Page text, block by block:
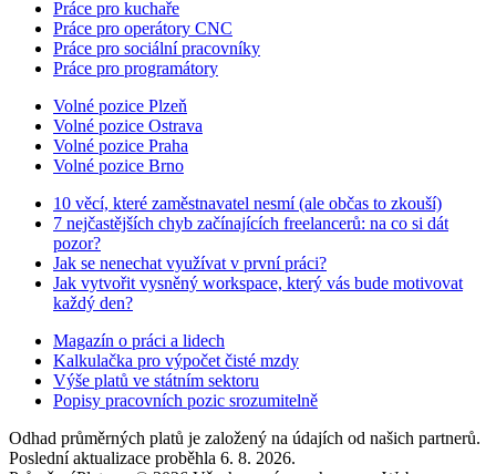
Práce pro kuchaře
Práce pro operátory CNC
Práce pro sociální pracovníky
Práce pro programátory
Volné pozice Plzeň
Volné pozice Ostrava
Volné pozice Praha
Volné pozice Brno
10 věcí, které zaměstnavatel nesmí (ale občas to zkouší)
7 nejčastějších chyb začínajících freelancerů: na co si dát
pozor?
Jak se nenechat využívat v první práci?
Jak vytvořit vysněný workspace, který vás bude motivovat
každý den?
Magazín o práci a lidech
Kalkulačka pro výpočet čisté mzdy
Výše platů ve státním sektoru
Popisy pracovních pozic srozumitelně
Odhad průměrných platů je založený na údajích od našich partnerů.
Poslední aktualizace proběhla 6. 8. 2026.